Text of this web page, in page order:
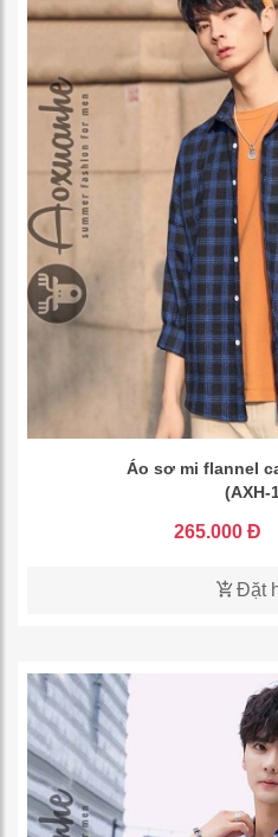
Áo sơ mi flannel
(AXH-
265.000 Đ
Đặt